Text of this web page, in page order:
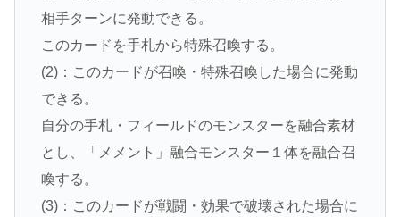
相手ターンに発動できる。
このカードを手札から特殊召喚する。
(2)：このカードが召喚・特殊召喚した場合に発動
できる。
自分の手札・フィールドのモンスターを融合素材
とし、「メメント」融合モンスター１体を融合召
喚する。
(3)：このカードが戦闘・効果で破壊された場合に